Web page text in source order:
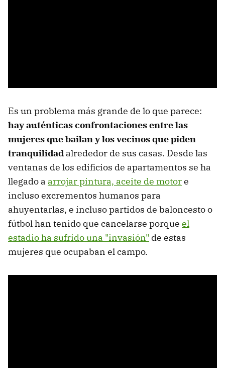
Es un problema más grande de lo que parece:
hay auténticas confrontaciones entre las
mujeres que bailan y los vecinos que piden
tranquilidad alrededor de sus casas. Desde las
ventanas de los edificios de apartamentos se ha
llegado a arrojar pintura, aceite de motore
incluso excrementos humanos para
ahuyentarlas, e incluso partidos de baloncesto o
fútbol han tenido que cancelarse porque el
estadio ha sufrido una "invasión" de estas
mujeres que ocupaban el campo.